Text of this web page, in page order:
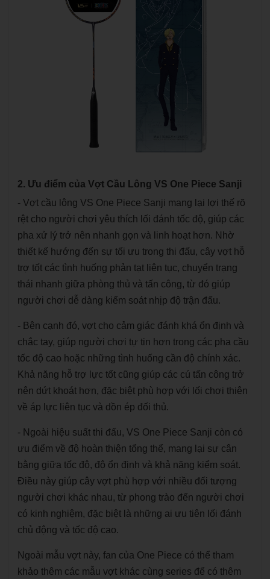
2. Ưu điểm của Vợt Cầu Lông VS One Piece Sanji
- Vợt cầu lông VS One Piece Sanji mang lại lợi thế rõ
rệt cho người chơi yêu thích lối đánh tốc độ, giúp các
pha xử lý trở nên nhanh gọn và linh hoạt hơn. Nhờ
thiết kế hướng đến sự tối ưu trong thi đấu, cây vợt hỗ
trợ tốt các tình huống phản tạt liên tục, chuyển trạng
thái nhanh giữa phòng thủ và tấn công, từ đó giúp
người chơi dễ dàng kiểm soát nhịp độ trận đấu.
- Bên cạnh đó, vợt cho cảm giác đánh khá ổn định và
chắc tay, giúp người chơi tự tin hơn trong các pha cầu
tốc độ cao hoặc những tình huống cần độ chính xác.
Khả năng hỗ trợ lực tốt cũng giúp các cú tấn công trở
nên dứt khoát hơn, đặc biệt phù hợp với lối chơi thiên
về áp lực liên tục và dồn ép đối thủ.
- Ngoài hiệu suất thi đấu, VS One Piece Sanji còn có
ưu điểm về độ hoàn thiện tổng thể, mang lại sự cân
bằng giữa tốc độ, độ ổn định và khả năng kiểm soát.
Điều này giúp cây vợt phù hợp với nhiều đối tượng
người chơi khác nhau, từ phong trào đến người chơi
có kinh nghiệm, đặc biệt là những ai ưu tiên lối đánh
chủ động và tốc độ cao.
Ngoài mẫu vợt này, fan của One Piece có thể tham
khảo thêm các mẫu vợt khác cùng series để có thêm